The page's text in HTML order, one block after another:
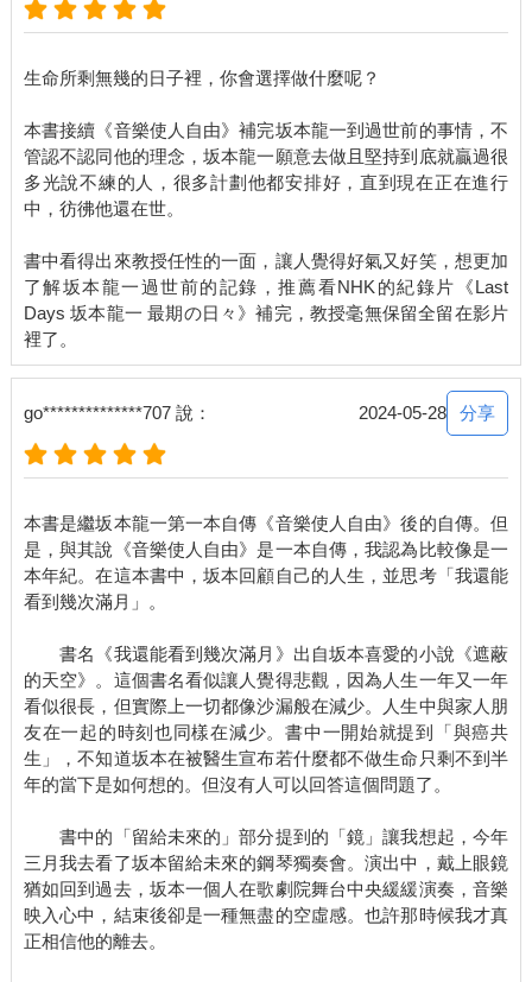
變得難以再信任他們。
在日本最初為我看診的腫瘤內科醫師直接對我說：「如果什
害細胞，沒有辦法再以同樣的方式治療。他還說：「即使使用強
五十。」這想必是基於統計數據得出的客觀數字吧。
說實在的我聽了很不高興。即使拿出數據給我看，但怎麼能
對患者說這種話呢？連一點希望都不留如此悲觀地斷定，我既震
驚、心情也嚴重低落。聽說他是很有名的大夫，但我想我們個性
其實就在接受壽命宣告的翌日，我還要演出一場線上直播的
鋼琴音樂會，後來發行成為《Ryuichi Sakamoto Playing the
Piano 12122020》（2021）。當時不單精神狀況差到不行，為了
便於拍攝影片，還選了一個讓人非常不舒服的演奏環境，因此我
對於自己能不能發揮實力是一點信心也沒有。不過認識我越久的
人，越是會跟我說這場彈得很好，真是件很奇妙的事。
雖然我決定不回紐約、留在東京接受治療，但因為我跟第一
間醫院實在合不來，所以透過認識的醫師轉診到別間醫院。原本
只打算短期回國一趟，結果就這樣留下來了。接著到另一間醫院
而且進一步檢查發現已經轉移到肺部，說真的情況很令人絕望。
於是，剛過新年的二○二一年一月，我先切除原發的直腸部
位，以及轉移至肝臟淋巴兩個位置的癌症手術。連大腸也要切除
三十公分，手術規模不小。在手術前我竟然還傻楞楞地，站在手
拍照存證。
原本預定十二小時的手術最終花費了二十小時才結束。從上
午一路做到翌日早上四點。自己都已經是「待宰羔羊」的狀態，
既然決定要動手術，我就只能完全信任醫師了。更何況我也沒有
什麼專業知識能夠提議：「能否切少一點，二十公分就好？」
事前就已經知道術後體力與免疫力會大幅下滑，所以手術前
大規模手術，醫療意外致死的風險也並非完全為零。所以還是要
把握時機享受美食，大約有十天，我每晚都是以「最後的晚餐」
為由吃各種美食。有時是牛排、有時是義大利菜，盡可能享用東
京都內的高檔佳餚。
譫妄體驗
生命所剩無幾的日子裡，你會選擇做什麼呢？
本書接續《音樂使人自由》補完坂本龍一到過世前的事情，不
管認不認同他的理念，坂本龍一願意去做且堅持到底就贏過很
多光說不練的人，很多計劃他都安排好，直到現在正在進行
中，彷彿他還在世。
書中看得出來教授任性的一面，讓人覺得好氣又好笑，想更加
了解坂本龍一過世前的記錄，推薦看NHK的紀錄片《Last
Days 坂本龍一 最期の日々》補完，教授毫無保留全留在影片
go**************707 說： 2024-05-28 分享
本書是繼坂本龍一第一本自傳《音樂使人自由》後的自傳。但
是，與其說《音樂使人自由》是一本自傳，我認為比較像是一
本年紀。在這本書中，坂本回顧自己的人生，並思考「我還能
看到幾次滿月」。
書名《我還能看到幾次滿月》出自坂本喜愛的小說《遮蔽
的天空》。這個書名看似讓人覺得悲觀，因為人生一年又一年
看似很長，但實際上一切都像沙漏般在減少。人生中與家人朋
友在一起的時刻也同樣在減少。書中一開始就提到「與癌共
生」，不知道坂本在被醫生宣布若什麼都不做生命只剩不到半
年的當下是如何想的。但沒有人可以回答這個問題了。
書中的「留給未來的」部分提到的「鏡」讓我想起，今年
三月我去看了坂本留給未來的鋼琴獨奏會。演出中，戴上眼鏡
猶如回到過去，坂本一個人在歌劇院舞台中央緩緩演奏，音樂
映入心中，結束後卻是一種無盡的空虛感。也許那時候我才真
正相信他的離去。